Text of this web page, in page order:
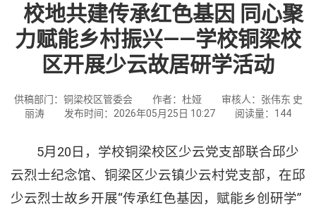
校地共建传承红色基因 同心聚
力赋能乡村振兴——学校铜梁校
区开展少云故居研学活动
供稿部门：铜梁校区管委会 作者：杜娅
审核人：张伟东 史
丽涛
发布时间：2026年05月25日 10:27 阅读量： 144
5月20日，学校铜梁校区少云党支部联合邱少
云烈士纪念馆、铜梁区少云镇少云村党支部，在邱
少云烈士故乡开展“传承红色基因，赋能乡创研学”